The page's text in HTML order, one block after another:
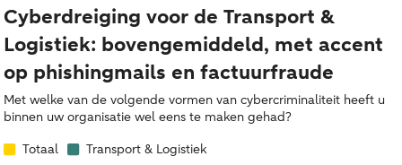
Cyberdreiging voor de Transport &
Logistiek: bovengemiddeld, met accent
op phishingmails en factuurfraude
Met welke van de volgende vormen van cybercriminaliteit heeft u
binnen uw organisatie wel eens te maken gehad?
Totaal Transport & Logistiek